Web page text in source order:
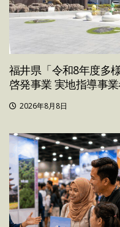
福井県「令和8年度多
啓発事業 実地指導事
2026年8月8日